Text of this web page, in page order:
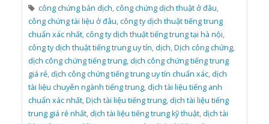
công chứng bản dịch,công chứng dịch thuật ở đâu,
công chứng tài liệu ở đâu,công ty dịch thuật tiếng trung
chuẩn xác nhất,công ty dịch thuật tiếng trung tại hà nội,
công ty dịch thuật tiếng trung uy tín,dịch,Dịch công chứng,
dịch công chứng tiếng trung,dịch công chứng tiếng trung
giá rẻ,dịch công chứng tiếng trung uy tín chuẩn xác,dịch
tài liệu chuyên ngành tiếng trung,dịch tài liệu tiếng anh
chuẩn xác nhất,Dịch tài liệu tiếng trung,dịch tài liệu tiếng
trung giá rẻ nhất,dịch tài liệu tiếng trung kỹ thuật,dịch tài